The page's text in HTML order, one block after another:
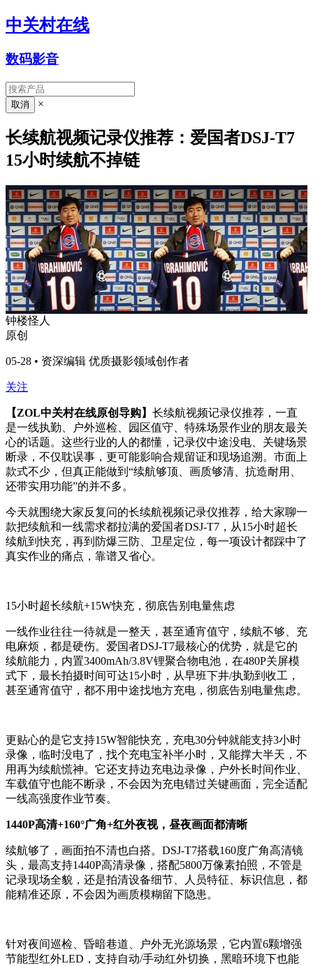
中关村在线
数码影音
×
长续航视频记录仪推荐：爱国者DSJ-T7
15小时续航不掉链
钟楼怪人
原创
05-28 • 资深编辑 优质摄影领域创作者
关注
【ZOL中关村在线原创导购】 长续航视频记录仪推荐，一直
是一线执勤、户外巡检、园区值守、特殊场景作业的朋友最关
心的话题。这些行业的人的都懂，记录仪中途没电、关键场景
断录，不仅耽误事，更可能影响合规留证和现场追溯。市面上
款式不少，但真正能做到“续航够顶、画质够清、抗造耐用、
还带实用功能”的并不多。
今天就围绕大家反复问的长续航视频记录仪推荐，给大家聊一
款把续航和一线需求都拉满的爱国者DSJ-T7，从15小时超长
续航到快充，再到防爆三防、卫星定位，每一项设计都踩中了
真实作业的痛点，靠谱又省心。
15小时超长续航+15W快充，彻底告别电量焦虑
一线作业往往一待就是一整天，甚至通宵值守，续航不够、充
电麻烦，都是硬伤。爱国者DSJ-T7最核心的优势，就是它的
续航能力，内置3400mAh/3.8V锂聚合物电池，在480P关屏模
式下，最长拍摄时间可达15小时，从早班下井/执勤到收工，
甚至通宵值守，都不用中途找地方充电，彻底告别电量焦虑。
更贴心的是它支持15W智能快充，充电30分钟就能支持3小时
录像，临时没电了，找个充电宝补半小时，又能撑大半天，不
用再为续航慌神。它还支持边充电边录像，户外长时间作业、
车载值守也能不断录，不会因为充电错过关键画面，完全适配
一线高强度作业节奏。
1440P高清+160°广角+红外夜视，昼夜画面都清晰
续航够了，画面拍不清也白搭。DSJ-T7搭载160度广角高清镜
头，最高支持1440P高清录像，搭配5800万像素拍照，不管是
记录现场全貌，还是拍清设备细节、人员特征、标识信息，都
能精准还原，不会因为画质模糊留下隐患。
针对夜间巡检、昏暗巷道、户外无光源场景，它内置6颗增强
节能型红外LED，支持自动/手动红外切换，黑暗环境下也能